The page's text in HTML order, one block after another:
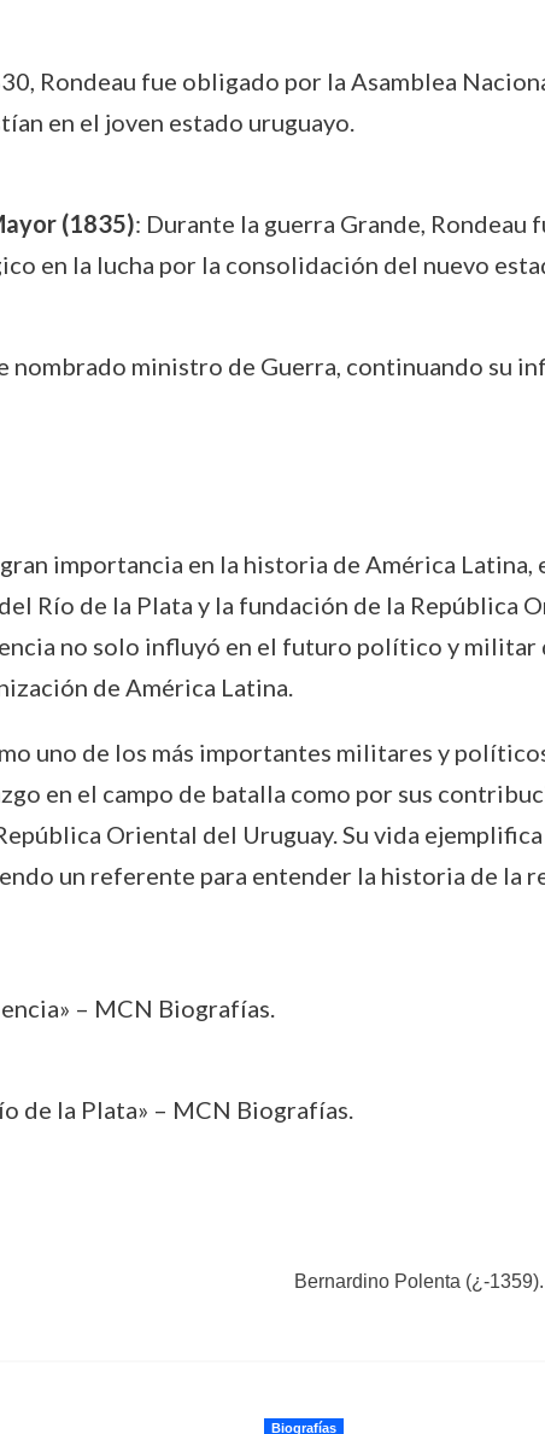
Rondeau fue obligado por la Asamblea
en el joven estado uruguayo.
(1835): Durante la guerra Grande,
en la lucha por la consolidación del nuevo
nombrado ministro de Guerra, continuando su
importancia en la historia de América
Río de la Plata y la fundación de la República
no solo influyó en el futuro político y militar
de América Latina.
uno de los más importantes militares y
en el campo de batalla como por sus
Oriental del Uruguay. Su vida
un referente para entender la historia de la
– MCN Biografías.
de la Plata» – MCN Biografías.
Bernardino Polenta (¿-
Biografías